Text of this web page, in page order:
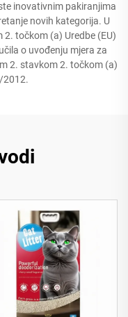
inovativnim pakiranjima
novih kategorija. U
točkom (a) Uredbe (EU)
o uvođenju mjera za
2. stavkom 2. točkom (a)
2012.